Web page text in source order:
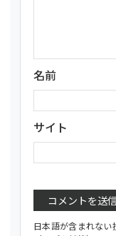
名前
サイト
日本語が含まれない